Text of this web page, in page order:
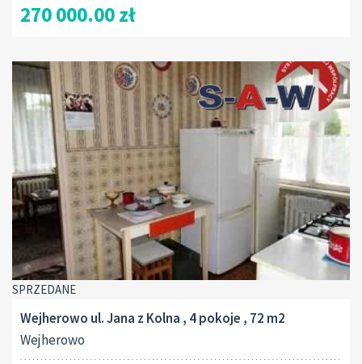
270 000.00 zł
SPRZEDANE
Wejherowo ul. Jana z Kolna , 4 pokoje , 72 m2
Wejherowo